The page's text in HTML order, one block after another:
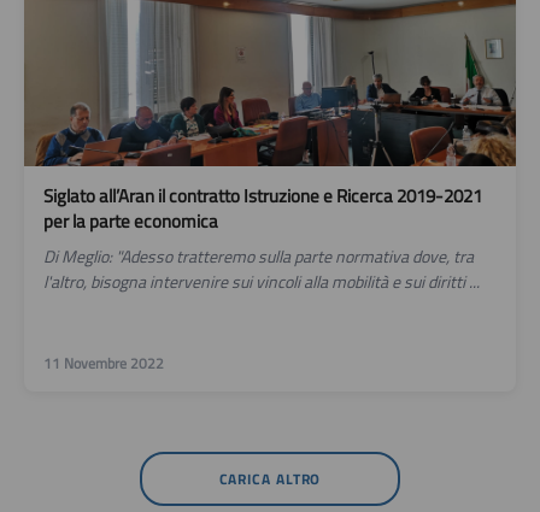
Siglato all’Aran il contratto Istruzione e Ricerca 2019-2021
per la parte economica
Di Meglio: "Adesso tratteremo sulla parte normativa dove, tra
l'altro, bisogna intervenire sui vincoli alla mobilità e sui diritti ...
11 Novembre 2022
CARICA ALTRO